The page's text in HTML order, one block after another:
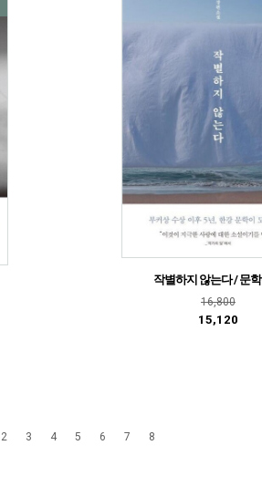
작별하지 않는다 / 문학
16,800
15,120
2 3 4 5 6 7 8